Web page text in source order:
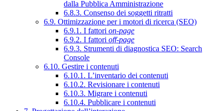
dalla Pubblica Amministrazione
6.8.3. Consenso dei soggetti ritratti
6.9. Ottimizzazione per i motori di ricerca (SEO)
6.9.1. I fattori on-page
6.9.2. I fattori off-page
6.9.3. Strumenti di diagnostica SEO: Search
Console
6.10. Gestire i contenuti
6.10.1. L’inventario dei contenuti
6.10.2. Revisionare i contenuti
6.10.3. Migrare i contenuti
6.10.4. Pubblicare i contenuti